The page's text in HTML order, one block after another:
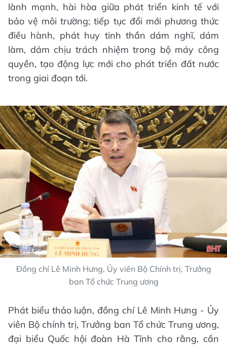
lành mạnh, hài hòa giữa phát triển kinh tế với
bảo vệ môi trường; tiếp tục đổi mới phương thức
điều hành, phát huy tinh thần dám nghĩ, dám
làm, dám chịu trách nhiệm trong bộ máy công
quyền, tạo động lực mới cho phát triển đất nước
trong giai đoạn tới.
Đồng chí Lê Minh Hưng, Ủy viên Bộ Chính trị, Trưởng
ban Tổ chức Trung ương
Phát biểu thảo luận, đồng chí Lê Minh Hưng - Ủy
viên Bộ chính trị, Trưởng ban Tổ chức Trung ương,
đại biểu Quốc hội đoàn Hà Tĩnh cho rằng, cần